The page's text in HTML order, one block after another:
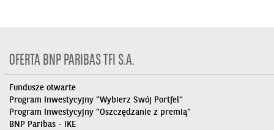
OFERTA BNP PARIBAS TFI S.A.
Fundusze otwarte
Program Inwestycyjny "Wybierz Swój Portfel"
Program Inwestycyjny "Oszczędzanie z premią"
BNP Paribas - IKE